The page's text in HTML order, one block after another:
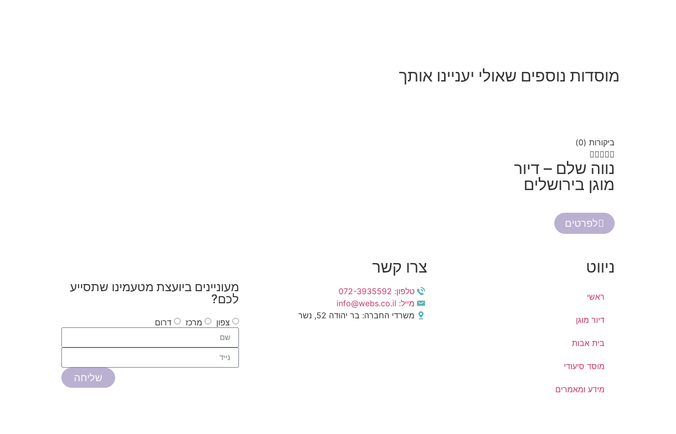
מוסדות נוספים שאולי יעניינו אותך
ביקורות (0)

נווה שלם – דיור
מוגן בירושלים
לפרטים
ניווט
ראשי
דיור מוגן
בית אבות
מוסד סיעודי
מידע ומאמרים
צרו קשר
טלפון: 072-3935592
מייל: info@webs.co.il
משרדי החברה: בר יהודה 52, נשר
מעוניינים ביועצת מטעמינו שתסייע
לכם?
צפון מרכז דרום
שליחה